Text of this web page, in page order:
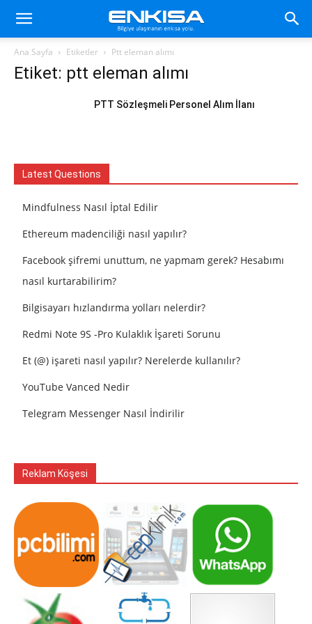
Ana Sayfa Etiketler Ptt eleman alımı
Etiket: ptt eleman alımı
PTT Sözleşmeli Personel Alım İlanı
Latest Questions
Mindfulness Nasıl İptal Edilir
Ethereum madenciliği nasıl yapılır?
Facebook şifremi unuttum, ne yapmam gerek? Hesabımı
nasıl kurtarabilirim?
Bilgisayarı hızlandırma yolları nelerdir?
Redmi Note 9S -Pro Kulaklık İşareti Sorunu
Et (@) işareti nasıl yapılır? Nerelerde kullanılır?
YouTube Vanced Nedir
Telegram Messenger Nasıl İndirilir
Reklam Köşesi